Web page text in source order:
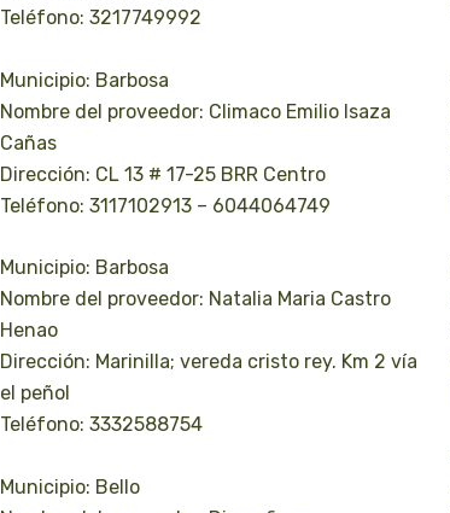
Teléfono: 3217749992
Municipio: Barbosa
Nombre del proveedor: Climaco Emilio Isaza
Cañas
Dirección: CL 13 # 17-25 BRR Centro
Teléfono: 3117102913 – 6044064749
Municipio: Barbosa
Nombre del proveedor: Natalia Maria Castro
Henao
Dirección: Marinilla; vereda cristo rey. Km 2 vía
el peñol
Teléfono: 3332588754
Municipio: Bello